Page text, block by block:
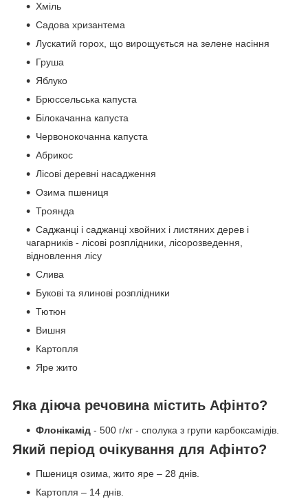
Хміль
Садова хризантема
Лускатий горох, що вирощується на зелене насіння
Груша
Яблуко
Брюссельська капуста
Білокачанна капуста
Червонокочанна капуста
Абрикос
Лісові деревні насадження
Озима пшениця
Троянда
Саджанці і саджанці хвойних і листяних дерев і
чагарників - лісові розплідники, лісорозведення,
відновлення лісу
Слива
Букові та ялинові розплідники
Тютюн
Вишня
Картопля
Яре жито
Яка діюча речовина містить Афінто?
Флонікамід - 500 г/кг - сполука з групи карбоксамідів.
Який період очікування для Афінто?
Пшениця озима, жито яре – 28 днів.
Картопля – 14 днів.